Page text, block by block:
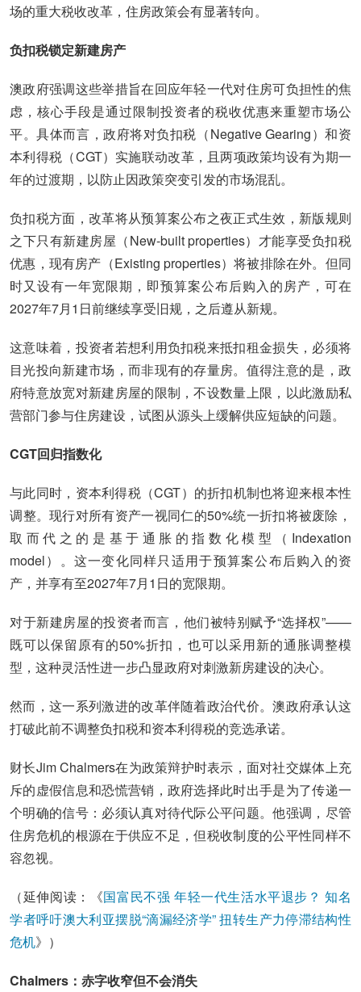
场的重大税收改革，住房政策会有显著转向。
负扣税锁定新建房产
澳政府强调这些举措旨在回应年轻一代对住房可负担性的焦
虑，核心手段是通过限制投资者的税收优惠来重塑市场公
平。具体而言，政府将对负扣税（Negative Gearing）和资
本利得税（CGT）实施联动改革，且两项政策均设有为期一
年的过渡期，以防止因政策突变引发的市场混乱。
负扣税方面，改革将从预算案公布之夜正式生效，新版规则
之下只有新建房屋（New-built properties）才能享受负扣税
优惠，现有房产（Existing properties）将被排除在外。但同
时又设有一年宽限期，即预算案公布后购入的房产，可在
2027年7月1日前继续享受旧规，之后遵从新规。
这意味着，投资者若想利用负扣税来抵扣租金损失，必须将
目光投向新建市场，而非现有的存量房。值得注意的是，政
府特意放宽对新建房屋的限制，不设数量上限，以此激励私
营部门参与住房建设，试图从源头上缓解供应短缺的问题。
CGT回归指数化
与此同时，资本利得税（CGT）的折扣机制也将迎来根本性
调整。现行对所有资产一视同仁的50%统一折扣将被废除，
取而代之的是基于通胀的指数化模型（Indexation
model）。这一变化同样只适用于预算案公布后购入的资
产，并享有至2027年7月1日的宽限期。
对于新建房屋的投资者而言，他们被特别赋予“选择权”——
既可以保留原有的50%折扣，也可以采用新的通胀调整模
型，这种灵活性进一步凸显政府对刺激新房建设的决心。
然而，这一系列激进的改革伴随着政治代价。澳政府承认这
打破此前不调整负扣税和资本利得税的竞选承诺。
财长Jim Chalmers在为政策辩护时表示，面对社交媒体上充
斥的虚假信息和恐慌营销，政府选择此时出手是为了传递一
个明确的信号：必须认真对待代际公平问题。他强调，尽管
住房危机的根源在于供应不足，但税收制度的公平性同样不
容忽视。
（延伸阅读：《国富民不强 年轻一代生活水平退步？ 知名
学者呼吁澳大利亚摆脱“滴漏经济学” 扭转生产力停滞结构性
危机》）
Chalmers：赤字收窄但不会消失